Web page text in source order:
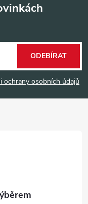
ochrany osobních údajů
ODEBÍRAT